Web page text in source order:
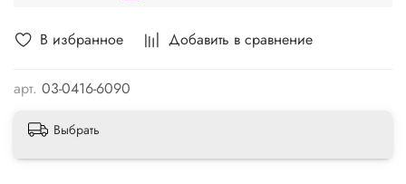
В избранное Добавить в сравнение
арт. 03-0416-6090
Выбрать